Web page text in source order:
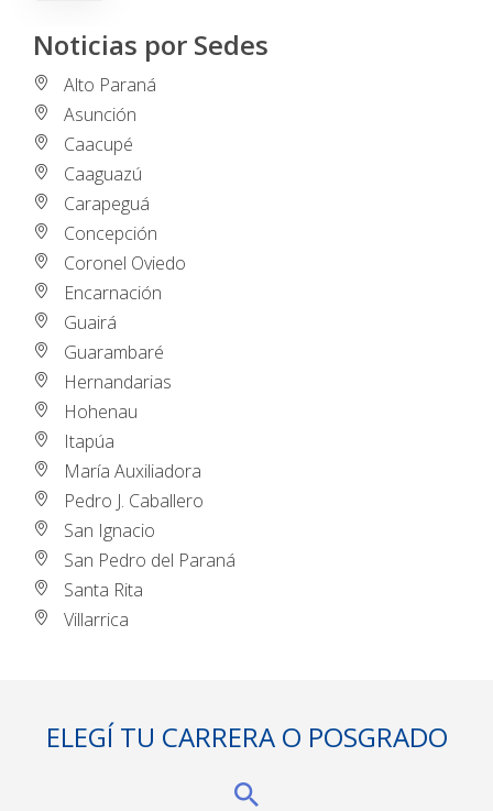
Noticias por Sedes
Alto Paraná
Asunción
Caacupé
Caaguazú
Carapeguá
Concepción
Coronel Oviedo
Encarnación
Guairá
Guarambaré
Hernandarias
Hohenau
Itapúa
María Auxiliadora
Pedro J. Caballero
San Ignacio
San Pedro del Paraná
Santa Rita
Villarrica
ELEGÍ TU CARRERA O POSGRADO